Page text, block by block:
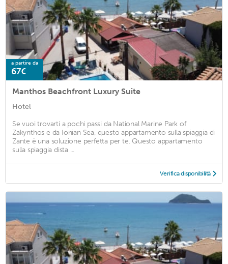
a partire da
67€
Manthos Beachfront Luxury Suite
Hotel
Se vuoi trovarti a pochi passi da National Marine Park of
Zakynthos e da Ionian Sea, questo appartamento sulla spiaggia di
Zante è una soluzione perfetta per te. Questo appartamento
sulla spiaggia dista ...
Verifica disponibilità